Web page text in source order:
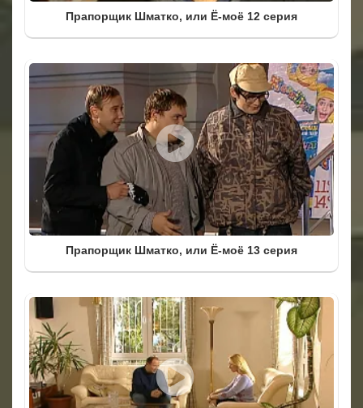
Прапорщик Шматко, или Ё-моё 12 серия
Прапорщик Шматко, или Ё-моё 13 серия